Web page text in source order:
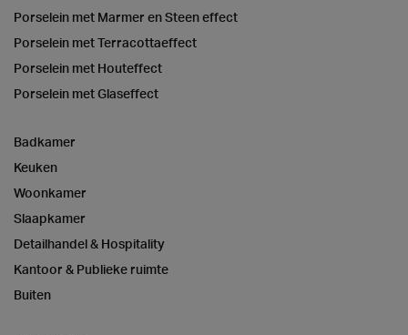
Porselein met Marmer en Steen effect
Porselein met Terracottaeffect
Porselein met Houteffect
Porselein met Glaseffect
Badkamer
Keuken
Woonkamer
Slaapkamer
Detailhandel & Hospitality
Kantoor & Publieke ruimte
Buiten